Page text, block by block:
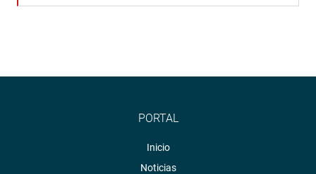
PORTAL
Inicio
Noticias